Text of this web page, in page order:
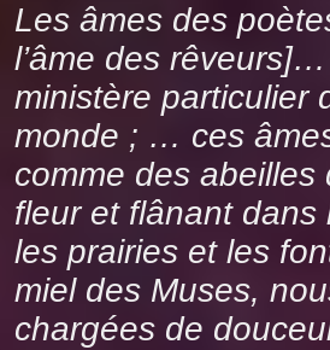
Les âmes des
l’âme des
ministère particulier
monde ; … ces
comme des abeilles
fleur et flânant dans
les prairies et les
miel des Muses,
chargées de